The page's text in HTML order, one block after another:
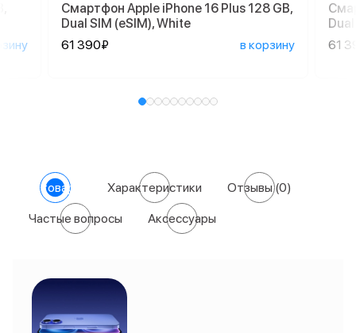
Смартфон Apple iPhone 16 Plus 128 GB,
Dual SIM (eSIM), White
61 390₽
в корзину
61
О товаре Характеристики Отзывы(0)
Частые вопросы Аксессуары